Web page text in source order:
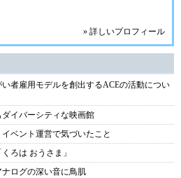
» 詳しいプロフィール
者雇用モデルを創出するACEの活動につい
イバーシティな映画館
ベント運営で気づいたこと
ろは おうさま」
ログの深い音に鳥肌